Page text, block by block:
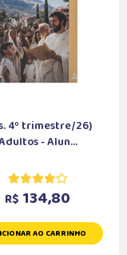
4º trimestre/26)
- Alun...
R$ 134,80
AO CARRINHO